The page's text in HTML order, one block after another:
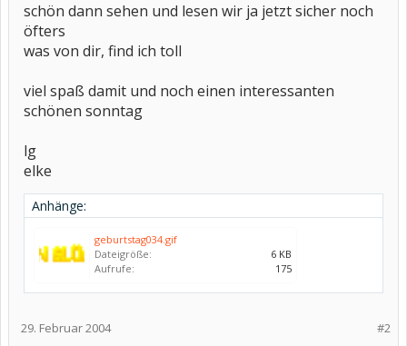
schön dann sehen und lesen wir ja jetzt sicher noch
öfters
was von dir, find ich toll
viel spaß damit und noch einen interessanten
schönen sonntag
lg
elke
Anhänge:
geburtstag034.gif
Dateigröße:
6 KB
Aufrufe:
175
#2
29. Februar 2004